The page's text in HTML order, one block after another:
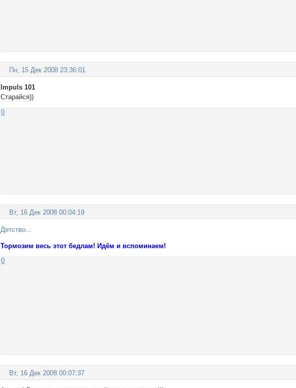
Пн, 15 Дек 2008 23:36:01
Impuls 101
Старайся))
0
Вт, 16 Дек 2008 00:04:19
Детство...
Тормозим весь этот бедлам! Идём и вспоминаем!
0
Вт, 16 Дек 2008 00:07:37